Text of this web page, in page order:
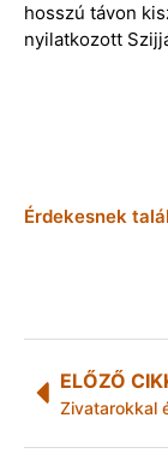
hosszú távon
nyilatkozott
Érdekesnek
ELŐZŐ